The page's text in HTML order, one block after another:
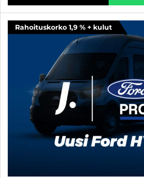
Rahoituskorko 1,9 % + kulut